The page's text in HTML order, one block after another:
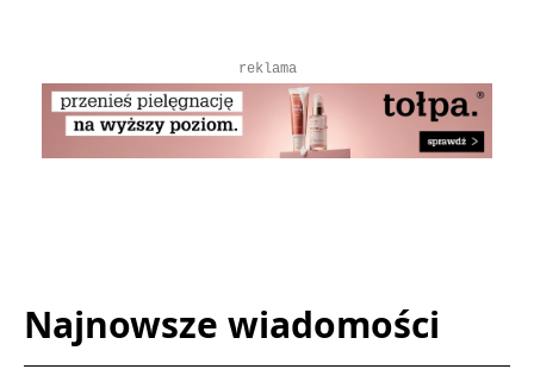
reklama
Najnowsze wiadomości